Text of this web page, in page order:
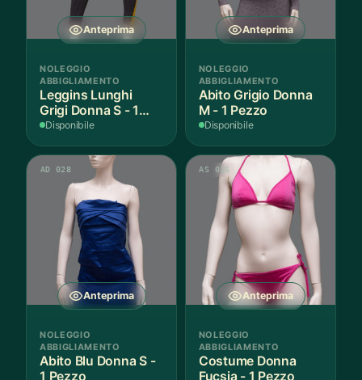
Anteprima
NOLEGGIO
ABBIGLIAMENTO
Leggins Lunghi
Grigi Donna S - 1
Paio
Disponibile
Anteprima
NOLEGGIO
ABBIGLIAMENTO
Abito Grigio Donna
M - 1 Pezzo
Disponibile
Anteprima
AD 028
NOLEGGIO
ABBIGLIAMENTO
Abito Blu Donna S -
1 Pezzo
Anteprima
AS 016
NOLEGGIO
ABBIGLIAMENTO
Costume Donna
Fucsia - 1 Pezzo